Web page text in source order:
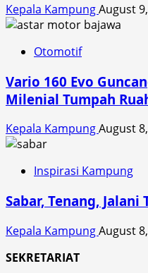
Kepala KampungAugust
Otomotif
Vario 160 Evo
Milenial Tumpah
Kepala KampungAugust
Inspirasi Kampung
Sabar, Tenang, Jalani
Kepala KampungAugust
SEKRETARIAT